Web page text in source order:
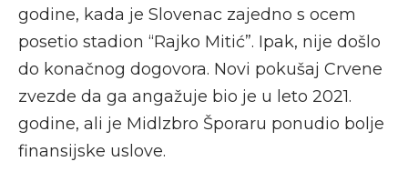
godine, kada je Slovenac zajedno s ocem
posetio stadion “Rajko Mitić”. Ipak, nije došlo
do konačnog dogovora. Novi pokušaj Crvene
zvezde da ga angažuje bio je u leto 2021.
godine, ali je Midlzbro Šporaru ponudio bolje
finansijske uslove.